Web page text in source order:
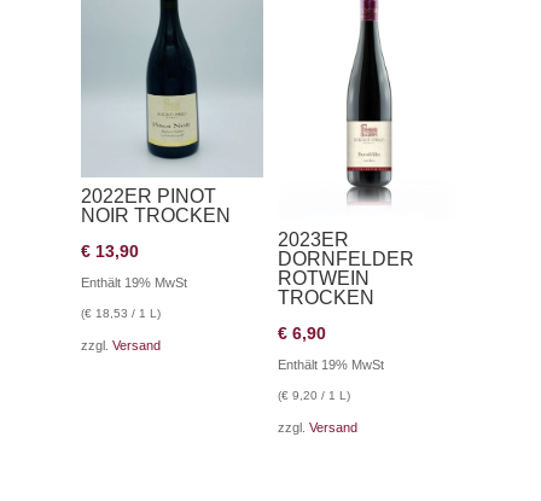
2022ER PINOT
NOIR TROCKEN
€ 13,90
Enthält 19% MwSt
(€ 18,53 / 1 L)
zzgl.Versand
2023ER
DORNFELDER
ROTWEIN
TROCKEN
€ 6,90
Enthält 19% MwSt
(€ 9,20 / 1 L)
zzgl.Versand